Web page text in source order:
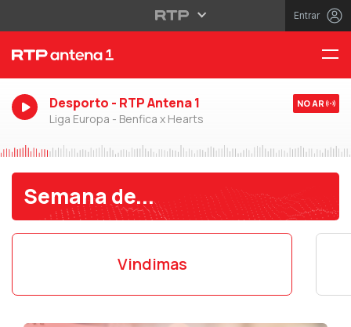
Entrar
Desporto - RTP Antena 1
Liga Europa - Benfica x Hearts
NO AR
Semana de...
Vindimas